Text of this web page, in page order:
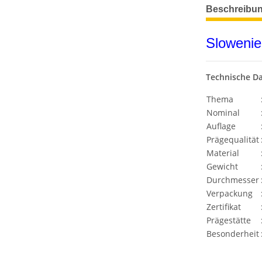
weitere
Technische
Thema
:
Nominal
:
Auflage
:
Prägequalität :
Material
:
Gewicht
:
Durchmesser :
Verpackung
:
Zertifikat
:
Prägestätte
:
Besonderheit :